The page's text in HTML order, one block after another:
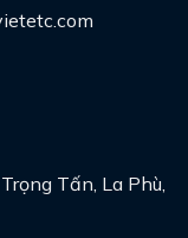
Tấn, La Phù,